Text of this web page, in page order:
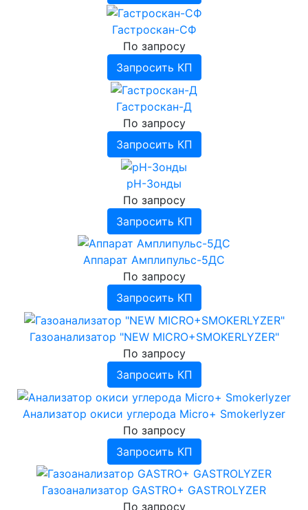
Гастроскан-СФ
По запросу
Запросить КП
Гастроскан-Д
По запросу
Запросить КП
pH-Зонды
По запросу
Запросить КП
Аппарат Амплипульс-5ДС
По запросу
Запросить КП
Газоанализатор "NEW MICRO+SMOKERLYZER"
По запросу
Запросить КП
Анализатор окиси углерода Micro+ Smokerlyzer
По запросу
Запросить КП
Газоанализатор GASTRO+ GASTROLYZER
По запросу